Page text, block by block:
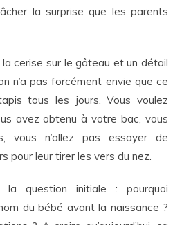
la surprise que les parents
cerise sur le gâteau et un détail
n’a pas forcément envie que ce
tous les jours. Vous voulez
avez obtenu à votre bac, vous
vous n’allez pas essayer de
pour leur tirer les vers du nez.
la question initiale : pourquoi
du bébé avant la naissance ?